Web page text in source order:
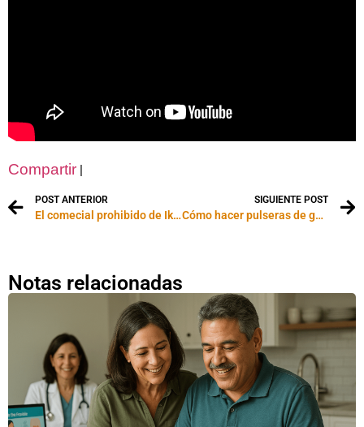
Compartir |
POST ANTERIOR
El comecial prohibido de Ikea
SIGUIENTE POST
Cómo hacer pulseras de gamuza
Notas relacionadas